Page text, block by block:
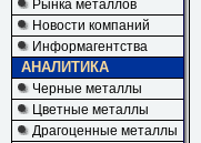
Рынка металлов
Новости компаний
Информагентства
АНАЛИТИКА
Черные металлы
Цветные металлы
Драгоценные металлы